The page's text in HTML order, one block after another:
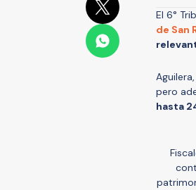
El 6°
de San
pero
hasta